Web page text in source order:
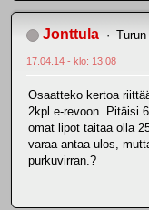
Jonttula
17.04.14 - klo: 13.08
Osaatteko kertoa
2kpl e-revoon. Pitäisi
omat lipot taitaa olla
varaa antaa ulos,
purkuvirran.?